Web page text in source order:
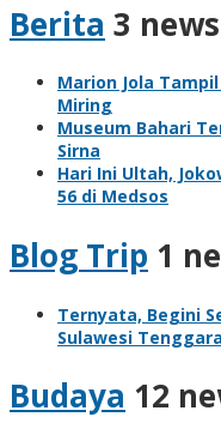
Berita 3 news
Marion Jola
Miring
Museum Bahari
Sirna
Hari Ini Ultah,
56 di Medsos
Blog Trip 1
Ternyata, Begini
Sulawesi Tenggara
Budaya 12